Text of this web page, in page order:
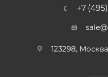
+7
123298,